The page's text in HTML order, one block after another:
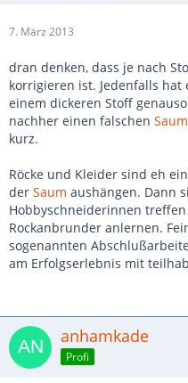
7. März 2013
dran denken, dass je nach
korrigieren ist. Jedenfalls
einem dickeren Stoff
nachher einen falschen Saum
kurz.
Röcke und Kleider sind eh
der Saum aushängen. Dann
Hobbyschneiderinnen
Rockanbrunder anlernen.
sogenannten
am Erfolgserlebnis mit
anhamkade
Profi